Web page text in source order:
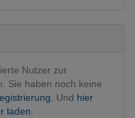
Nutzer zur
Sie haben noch keine
Und hier
laden.